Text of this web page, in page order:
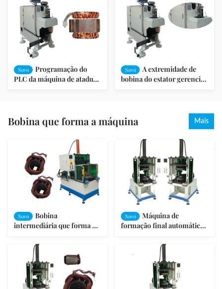
lados - BZ190
Novo
Programação do
PLC da máquina de atadura
Novo
A extremidade de
bobina do estator gerencie
Bobina que forma a máquina Mais
Novo
Bobina
intermediária que forma o
ISO/GV do estator do motor
da máquina
Novo
Máquina de
formação final automática
bobina do estator do motor
- ZZ160